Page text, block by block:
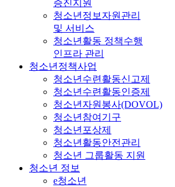
증진지원
청소년정보자원관리
및 서비스
청소년활동 정책수행
인프라 관리
청소년정책사업
청소년수련활동신고제
청소년수련활동인증제
청소년자원봉사(DOVOL)
청소년참여기구
청소년포상제
청소년활동안전관리
청소년 그룹활동 지원
청소년 정보
e청소년